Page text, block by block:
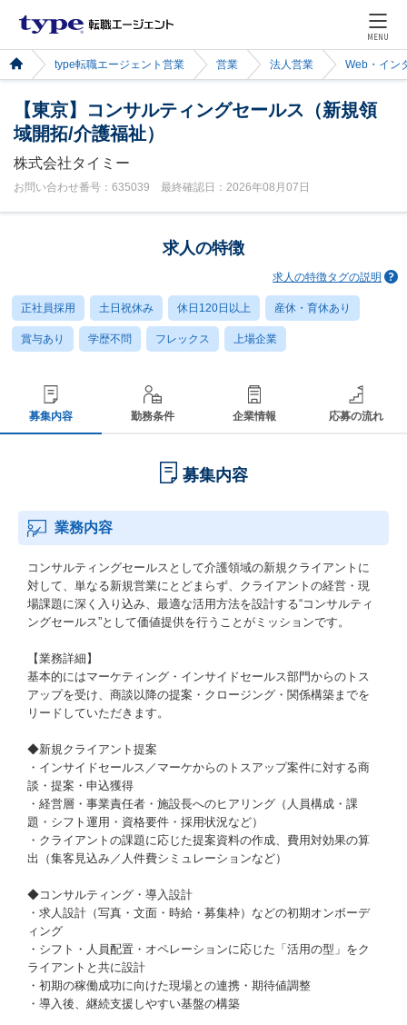
MENU
type転職エージェント営業 営業 法人営業 Web・イン
【東京】コンサルティングセールス（新規領
域開拓/介護福祉）
株式会社タイミー
お問い合わせ番号：635039 最終確認日：2026年08月07日
求人の特徴
求人の特徴タグの説明
正社員採用 土日祝休み 休日120日以上 産休・育休あり
賞与あり 学歴不問 フレックス 上場企業
募集内容 勤務条件 企業情報 応募の流れ
募集内容
業務内容
コンサルティングセールスとして介護領域の新規クライアントに
対して、単なる新規営業にとどまらず、クライアントの経営・現
場課題に深く入り込み、最適な活用方法を設計する“コンサルティ
ングセールス”として価値提供を行うことがミッションです。
【業務詳細】
基本的にはマーケティング・インサイドセールス部門からのトス
アップを受け、商談以降の提案・クロージング・関係構築までを
リードしていただきます。
◆新規クライアント提案
・インサイドセールス／マーケからのトスアップ案件に対する商
談・提案・申込獲得
・経営層・事業責任者・施設長へのヒアリング（人員構成・課
題・シフト運用・資格要件・採用状況など）
・クライアントの課題に応じた提案資料の作成、費用対効果の算
出（集客見込み／人件費シミュレーションなど）
◆コンサルティング・導入設計
・求人設計（写真・文面・時給・募集枠）などの初期オンボーデ
ィング
・シフト・人員配置・オペレーションに応じた「活用の型」をク
ライアントと共に設計
・初期の稼働成功に向けた現場との連携・期待値調整
・導入後、継続支援しやすい基盤の構築